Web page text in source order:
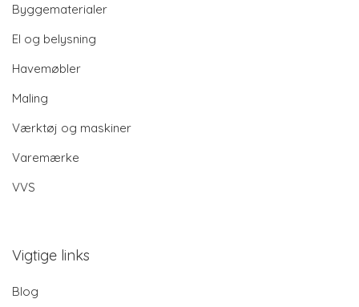
Byggematerialer
El og belysning
Havemøbler
Maling
Værktøj og maskiner
Varemærke
VVS
Vigtige links
Blog